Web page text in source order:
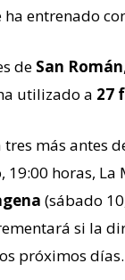
ha entrenado
de San Román
utilizado a 27
más antes
19:00 horas, La
(sábado
si la
próximos días.